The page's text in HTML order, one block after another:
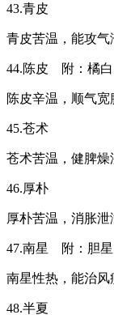
43.青皮
青皮苦温，能攻气
44.陈皮 附：橘白
陈皮辛温，顺气宽
45.苍术
苍术苦温，健脾燥
46.厚朴
厚朴苦温，消胀泄
47.南星 附：胆星
南星性热，能治风
48.半夏